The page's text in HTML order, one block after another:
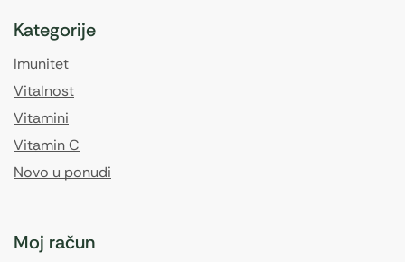
Kategorije
Imunitet
Vitalnost
Vitamini
Vitamin C
Novo u ponudi
Moj račun